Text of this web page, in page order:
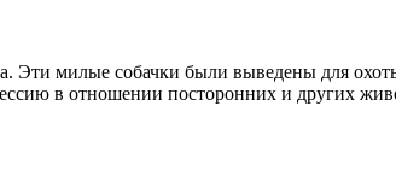
Эти милые собачки были выведены для
в отношении посторонних и других